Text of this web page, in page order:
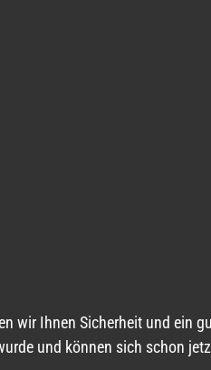
wir Ihnen Sicherheit und ein
und können sich schon